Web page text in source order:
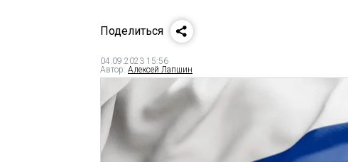
Поделиться
04.09.2023 15:56
Автор: Алексей Лапшин